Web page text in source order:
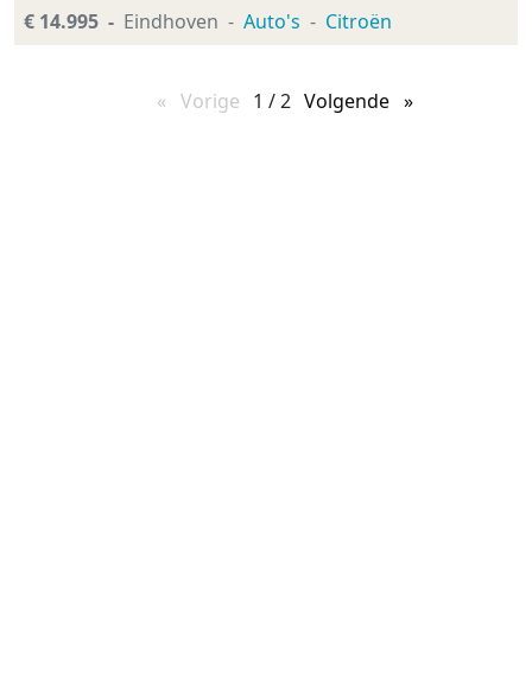
€ 14.995 Eindhoven Auto's Citroën
Vorige pagina
1 / 2 Volgende pagina